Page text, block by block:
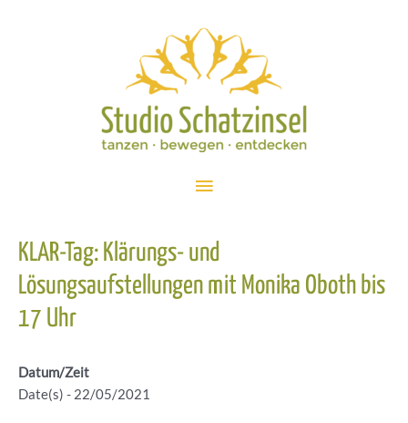
Hauptmenü
KLAR-Tag: Klärungs- und
Lösungsaufstellungen mit Monika Oboth bis
17 Uhr
Datum/Zeit
Date(s) - 22/05/2021